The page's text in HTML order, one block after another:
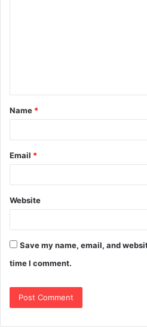
Name *
Email *
Website
Save my name, email, and
time I comment.